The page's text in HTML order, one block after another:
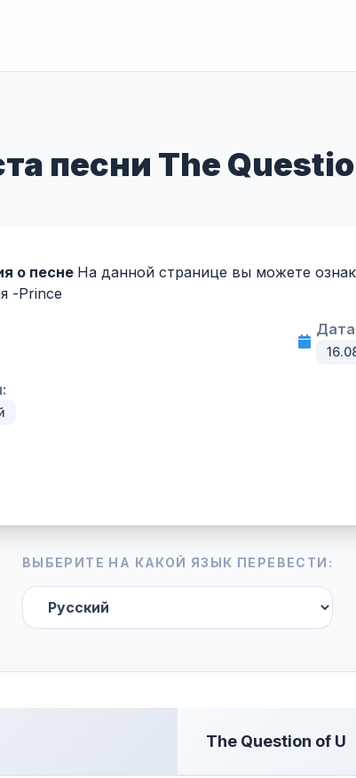
песни The
о песне На данной странице вы можете
-Prince
Дата
ВЫБЕРИТЕ НА КАКОЙ ЯЗЫК ПЕРЕВЕСТИ:
The Question of U